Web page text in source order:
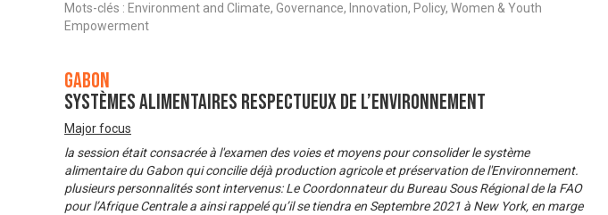
Mots-clés : Environment and Climate, Governance, Innovation, Policy, Women & Youth
Empowerment
Gabon
Systèmes Alimentaires respectueux de l’Environnement
Major focus
la session était consacrée à l'examen des voies et moyens pour consolider le système
alimentaire du Gabon qui concilie déjà production agricole et préservation de l'Environnement.
plusieurs personnalités sont intervenus: Le Coordonnateur du Bureau Sous Régional de la FAO
pour l’Afrique Centrale a ainsi rappelé qu’il se tiendra en Septembre 2021 à New York, en marge